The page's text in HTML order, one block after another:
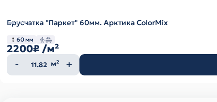
Брусчатка "Паркет" 60мм. Арктика ColorMix
60 мм
2200₽ /м²
Количество
товара
м²